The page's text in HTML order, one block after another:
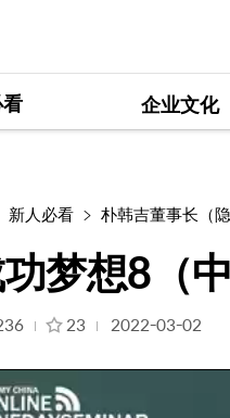
企业文化
成功梦想8（中文配
新人必看 朴韩吉董事长（隐
梦想8（
23 2022-03-02